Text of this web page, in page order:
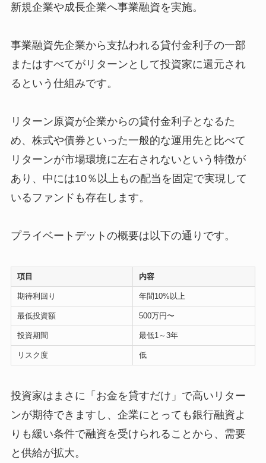
新規企業や成長企業へ事業融資を実施。
事業融資先企業から支払われる貸付金利子の一部
またはすべてがリターンとして投資家に還元され
るという仕組みです。
リターン原資が企業からの貸付金利子となるた
め、株式や債券といった一般的な運用先と比べて
リターンが市場環境に左右されないという特徴が
あり、中には10％以上もの配当を固定で実現して
いるファンドも存在します。
プライベートデットの概要は以下の通りです。
項目 内容
期待利回り 年間10%以上
最低投資額 500万円〜
投資期間 最低1～3年
リスク度 低
投資家はまさに「お金を貸すだけ」で高いリター
ンが期待できますし、企業にとっても銀行融資よ
りも緩い条件で融資を受けられることから、需要
と供給が拡大。